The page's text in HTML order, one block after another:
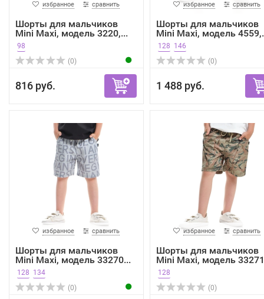
избранное сравнить
Шорты для мальчиков
Mini Maxi, модель 3220,...
98
(0)
816 руб.
избранное сравнить
Шорты для мальчиков
Mini Maxi, модель
128 146
(0)
1 488 руб.
избранное сравнить
Шорты для мальчиков
Mini Maxi, модель 33270...
128 134
(0)
избранное сравнить
Шорты для мальчиков
Mini Maxi, модель
128
(0)